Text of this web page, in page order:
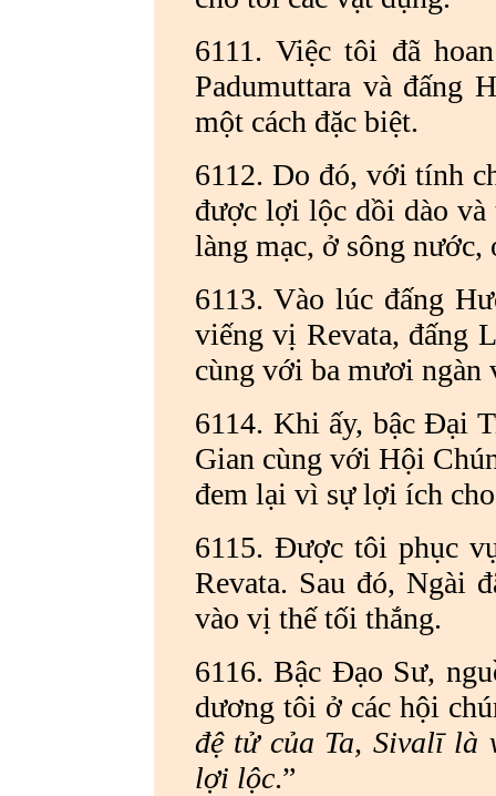
6111. Việc tôi đã
Padumuttara và đấng
một cách đặc biệt.
6112. Do đó, với tính
được lợi lộc dồi dào
làng mạc, ở sông nước,
6113. Vào lúc đấng
viếng vị Revata, đấng
cùng với ba mươi ngàn
6114. Khi ấy, bậc Đại
Gian cùng với Hội
đem lại vì sự lợi ích
6115. Được tôi phục
Revata. Sau đó, Ngài
vào vị thế tối thắng.
6116. Bậc Đạo Sư,
dương tôi ở các hội
đệ tử của Ta, Sivalī là
lợi lộc.”